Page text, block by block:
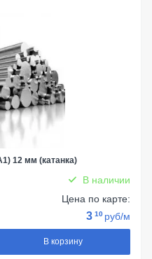
12 мм (катанка)
В наличии
Цена по карте:
3 10 руб/м
В корзину